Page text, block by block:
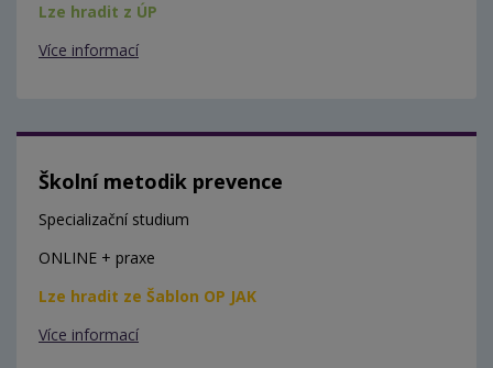
Lze hradit z ÚP
Více informací
Školní metodik prevence
Specializační studium
ONLINE + praxe
Lze hradit ze Šablon OP JAK
Více informací